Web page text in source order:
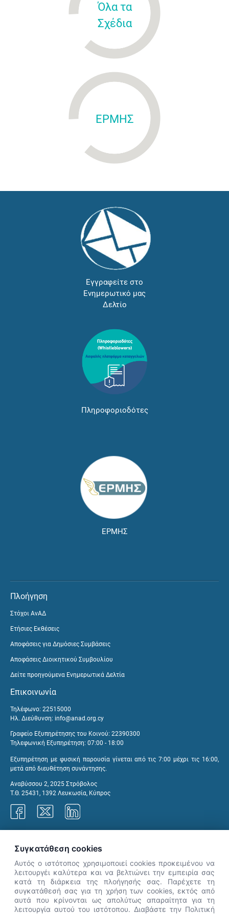
Όλα τα
Σχέδια
ΕΡΜΗΣ
Εγγραφείτε στο
Ενημερωτικό μας
Δελτίο
Πληροφοριοδότες
ΕΡΜΗΣ
Πλοήγηση
Στόχοι ΑνΑΔ
Ετήσιες Εκθέσεις
Αποφάσεις για Δημόσιες Συμβάσεις
Αποφάσεις Διοικητικού Συμβουλίου
Δείτε προηγούμενα Ενημερωτικά Δελτία
Επικοινωνία
Τηλέφωνο: 22515000
Ηλ. Διεύθυνση: info@anad.org.cy
Γραφείο Εξυπηρέτησης του Κοινού: 22390300
Τηλεφωνική Εξυπηρέτηση: 07:00 - 18:00
Εξυπηρέτηση με φυσική παρουσία γίνεται από τις 7:00 μέχρι τις 16:00,
μετά από διευθέτηση συνάντησης.
Αναβύσσου 2, 2025 Στρόβολος
Τ.Θ. 25431, 1392 Λευκωσία, Κύπρος
👋 Καλώς ήρθες! Είμαι η Νόησις.
Πες μου πώς μπορώ να σε βοηθήσω
Συγκατάθεση cookies
Αυτός ο ιστότοπος χρησιμοποιεί cookies προκειμένου να
λειτουργέι καλύτερα και να βελτιώνει την εμπειρία σας
κατά τη διάρκεια της πλοήγησής σας. Παρέχετε τη
συγκατάθεσή σας για τη χρήση των cookies, εκτός από
αυτά που κρίνονται ως απολύτως απαραίτητα για τη
λειτουργία αυτού του ιστότοπου. Διαβάστε την Πολιτική